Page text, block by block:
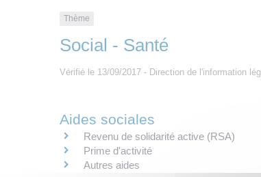
Thème
Social - Santé
Vérifié le 13/09/2017 - Direction de l'information
Aides sociales
Revenu de solidarité active (RSA)
Prime d'activité
Autres aides